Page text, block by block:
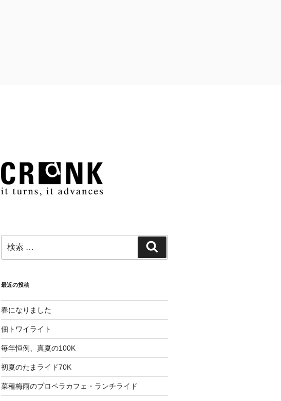
索:
索
最近の投稿
春になりました
佃トワイライト
毎年恒例、真夏の100K
初夏のたまライド70K
菜種梅雨のプロペラカフェ・ランチライド